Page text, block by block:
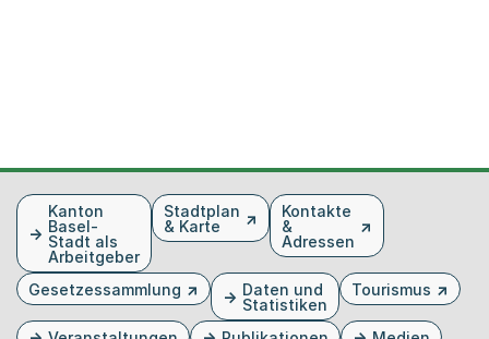
FusszeileKanton
Basel-
Stadt als
Arbeitgeber
Stadtplan
& Karte
Kontakte
&
Adressen
Gesetzessammlung
Daten und
Statistiken
Tourismus